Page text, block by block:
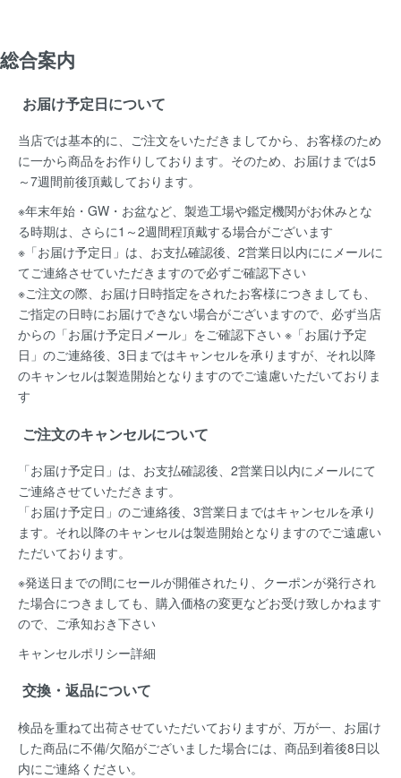
総合案内
お届け予定日について
当店では基本的に、ご注文をいただきましてから、お客様のため
に一から商品をお作りしております。そのため、お届けまでは5
～7週間前後頂戴しております。
※年末年始・GW・お盆など、製造工場や鑑定機関がお休みとな
る時期は、さらに1～2週間程頂戴する場合がございます
※「お届け予定日」は、お支払確認後、2営業日以内ににメールに
てご連絡させていただきますので必ずご確認下さい
※ご注文の際、お届け日時指定をされたお客様につきましても、
ご指定の日時にお届けできない場合がございますので、必ず当店
からの「お届け予定日メール」をご確認下さい ※「お届け予定
日」のご連絡後、3日まではキャンセルを承りますが、それ以降
のキャンセルは製造開始となりますのでご遠慮いただいておりま
す
ご注文のキャンセルについて
「お届け予定日」は、お支払確認後、 2営業日以内にメールにて
ご連絡させていただきます。
「お届け予定日」のご連絡後、 3営業日まではキャンセルを承り
ます。 それ以降のキャンセルは製造開始となりますのでご遠慮い
ただいております。
※発送日までの間にセールが開催されたり、クーポンが発行され
た場合につきましても、購入価格の変更などお受け致しかねます
ので、ご承知おき下さい
キャンセルポリシー詳細
交換・返品について
検品を重ねて出荷させていただいておりますが、万が一、お届け
した商品に不備/欠陥がございました場合には、 商品到着後8日以
内にご連絡ください。